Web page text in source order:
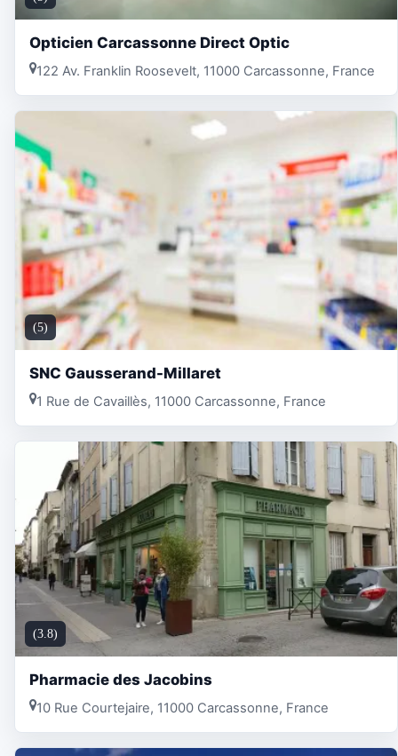
Opticien Carcassonne Direct Optic
122 Av. Franklin Roosevelt, 11000 Carcassonne, France
(5)
SNC Gausserand-Millaret
1 Rue de Cavaillès, 11000 Carcassonne, France
(3.8)
Pharmacie des Jacobins
10 Rue Courtejaire, 11000 Carcassonne, France